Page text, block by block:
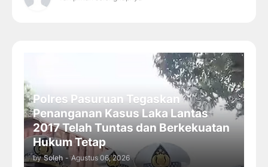
Polres Pasuruan Tegaskan
Penanganan Kasus Laka Lantas
2017 Telah Tuntas dan Berkekuatan
Hukum Tetap
by Soleh - Agustus 06, 2026